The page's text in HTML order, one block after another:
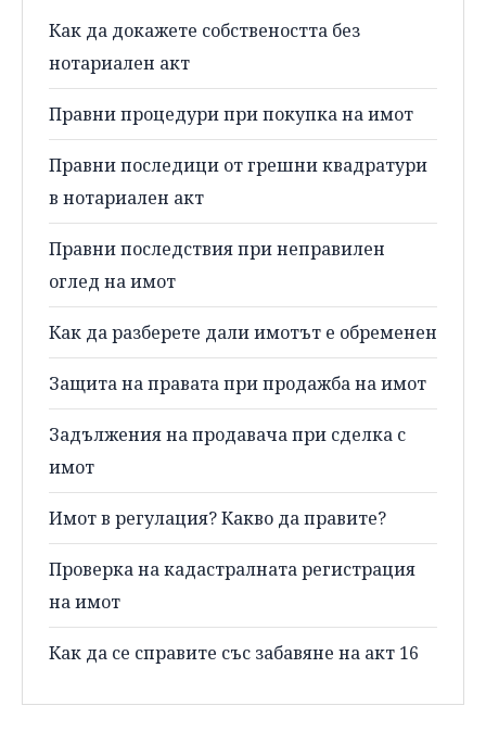
Как да докажете собствеността без
нотариален акт
Правни процедури при покупка на имот
Правни последици от грешни квадратури
в нотариален акт
Правни последствия при неправилен
оглед на имот
Как да разберете дали имотът е обременен
Защита на правата при продажба на имот
Задължения на продавача при сделка с
имот
Имот в регулация? Какво да правите?
Проверка на кадастралната регистрация
на имот
Как да се справите със забавяне на акт 16